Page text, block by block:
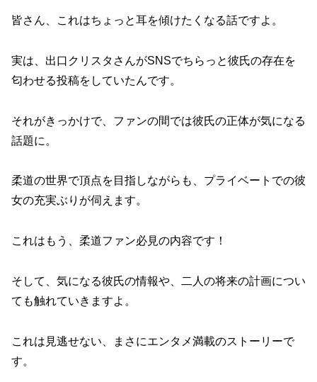
皆さん、これはちょっと耳を傾けたくなる話ですよ。
実は、出口クリスタさんがSNSでちらっと彼氏の存在を
匂わせる投稿をしていたんです。
それがきっかけで、ファンの間では彼氏の正体が気になる
話題に。
柔道の世界で頂点を目指しながらも、プライベートでの彼
女の充実ぶりが伺えます。
これはもう、柔道ファン必見の内容です！
そして、気になる彼氏の情報や、二人の将来の計画につい
ても触れていきますよ。
これは見逃せない、まさにエンタメ満載のストーリーで
す。